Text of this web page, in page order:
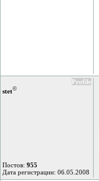
Profile
stet©
Постов: 955
Дата регистрации: 06.05.2008